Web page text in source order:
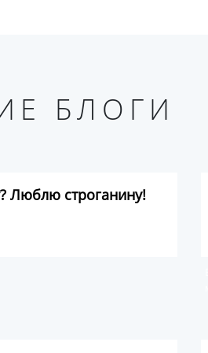
БЛОГИ
Люблю строганину!